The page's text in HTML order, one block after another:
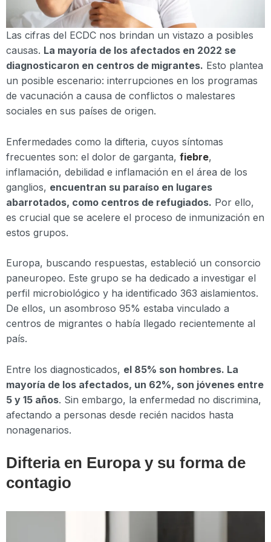
Las cifras del ECDC nos brindan un vistazo a posibles
causas. La mayoría de los afectados en 2022 se
diagnosticaron en centros de migrantes. Esto plantea
un posible escenario: interrupciones en los programas
de vacunación a causa de conflictos o malestares
sociales en sus países de origen.
Enfermedades como la difteria, cuyos síntomas
frecuentes son: el dolor de garganta, fiebre,
inflamación, debilidad e inflamación en el área de los
ganglios, encuentran su paraíso en lugares
abarrotados, como centros de refugiados. Por ello,
es crucial que se acelere el proceso de inmunización en
estos grupos.
Europa, buscando respuestas, estableció un consorcio
paneuropeo. Este grupo se ha dedicado a investigar el
perfil microbiológico y ha identificado 363 aislamientos.
De ellos, un asombroso 95% estaba vinculado a
centros de migrantes o había llegado recientemente al
país.
Entre los diagnosticados, el 85% son hombres. La
mayoría de los afectados, un 62%, son jóvenes entre
5 y 15 años. Sin embargo, la enfermedad no discrimina,
afectando a personas desde recién nacidos hasta
nonagenarios.
Difteria en Europa y su forma de
contagio